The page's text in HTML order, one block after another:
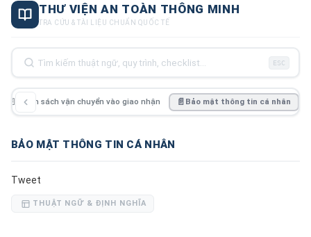
THƯ VIỆN AN TOÀN THÔNG MINH
TRA CỨU & TÀI LIỆU CHUẨN QUỐC TẾ
ESC
📄 Chính sách vận chuyển vào giao nhận 📄 Bảo mật thông tin cá nhân
BẢO MẬT THÔNG TIN CÁ NHÂN
Tweet
THUẬT NGỮ & ĐỊNH NGHĨA